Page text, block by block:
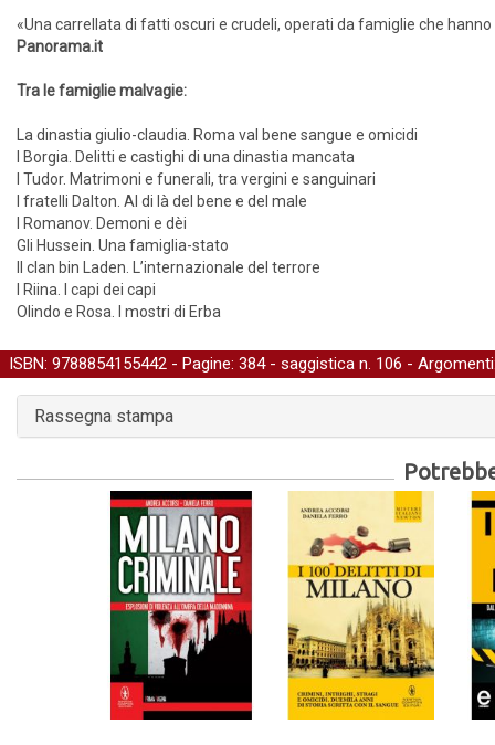
«Una carrellata di fatti oscuri e crudeli, operati da famiglie che
Panorama.it
Tra le famiglie malvagie:
La dinastia giulio-claudia. Roma val bene sangue e omicidi
I Borgia. Delitti e castighi di una dinastia mancata
I Tudor. Matrimoni e funerali, tra vergini e sanguinari
I fratelli Dalton. Al di là del bene e del male
I Romanov. Demoni e dèi
Gli Hussein. Una famiglia-stato
Il clan bin Laden. L’internazionale del terrore
I Riina. I capi dei capi
Olindo e Rosa. I mostri di Erba
ISBN: 9788854155442 - Pagine: 384 - saggistica n. 106 -
Rassegna stampa